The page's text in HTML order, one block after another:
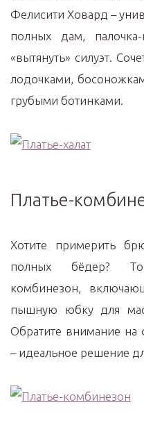
Фелисити Ховард –
полных дам, палочка-
«вытянуть» силуэт.
лодочками,
грубыми ботинками.
Платье-
Хотите примерить
полных бёдер?
комбинезон,
пышную юбку для
Обратите внимание на
– идеальное решение